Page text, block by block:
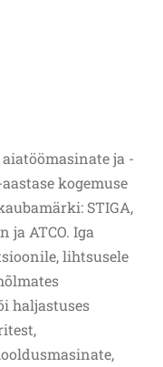
ja -
kogemuse
STIGA,
ja ATCO. Iga
lihtsusele
haljastuses